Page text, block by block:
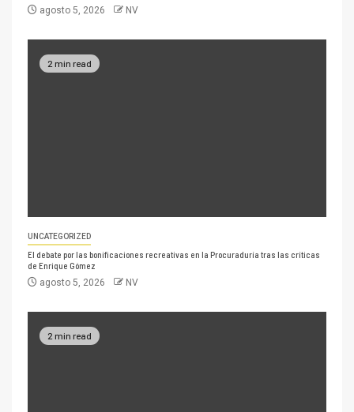
agosto 5, 2026 NV
2 min read
UNCATEGORIZED
El debate por las bonificaciones recreativas en la Procuraduría tras las críticas
de Enrique Gómez
agosto 5, 2026 NV
2 min read